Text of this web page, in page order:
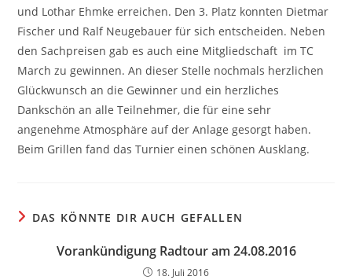
und Lothar Ehmke erreichen. Den 3. Platz konnten Dietmar
Fischer und Ralf Neugebauer für sich entscheiden. Neben
den Sachpreisen gab es auch eine Mitgliedschaft im TC
March zu gewinnen. An dieser Stelle nochmals herzlichen
Glückwunsch an die Gewinner und ein herzliches
Dankschön an alle Teilnehmer, die für eine sehr
angenehme Atmosphäre auf der Anlage gesorgt haben.
Beim Grillen fand das Turnier einen schönen Ausklang.
DAS KÖNNTE DIR AUCH GEFALLEN
Vorankündigung Radtour am 24.08.2016
18. Juli 2016